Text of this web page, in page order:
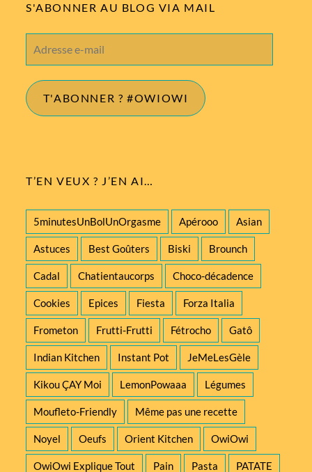
S'ABONNER AU BLOG VIA MAIL
e-
T'ABONNER ? #OWIOWI
T’EN VEUX ? J’EN AI…
5minutesUnBolUnOrgasme Apérooo Asian
Astuces Best Goûters Biski Brounch
Cadal Chatientaucorps Choco-décadence
Cookies Epices Fiesta Forza Italia
Frometon Frutti-Frutti Fétrocho Gatô
Indian Kitchen Instant Pot JeMeLesGèle
Kikou ÇAY Moi LemonPowaaa Légumes
Moufleto-Friendly Même pas une recette
Noyel Oeufs Orient Kitchen OwiOwi
OwiOwi Explique Tout Pain Pasta PATATE